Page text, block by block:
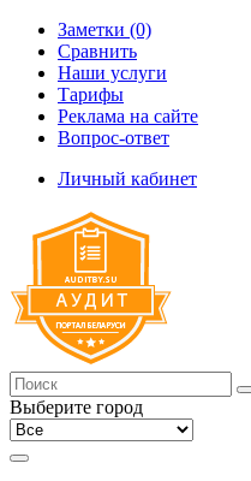
Заметки (0)
Сравнить
Наши услуги
Тарифы
Реклама на сайте
Вопрос-ответ
Личный кабинет
Выберите город